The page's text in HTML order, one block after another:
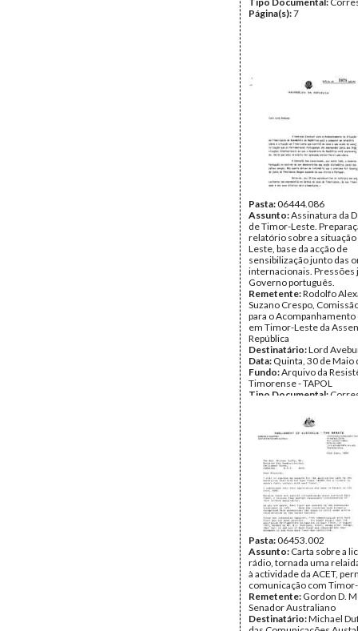
Página(s):7
Pasta:06444.086
Assunto:Assinatura da
de Timor-Leste.
relatório sobre a
Leste, base da acção de
sensibilização junto das
internacionais. Pressões
Governo português.
Remetente:Rodolfo
Suzano Crespo,
para o Acompanhamento
em Timor-Leste da
República
Destinatário:Lord
Data: Quinta, 30 de Maio
Fundo:Arquivo da
Timorense - TAPOL
Tipo Documental:
Pasta:06453.002
Assunto: Carta sobre a
rádio, tornada uma
à actividade da ACET,
comunicação com
Remetente: Gordon D.
Senador Australiano
Destinatário:Michael